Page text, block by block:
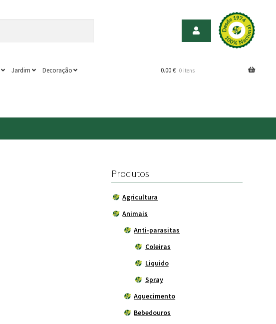
Jardim Decoração 0.00€ 0 itens
Produtos
Agricultura
Animais
Anti-parasitas
Coleiras
Liquido
Spray
Aquecimento
Bebedouros